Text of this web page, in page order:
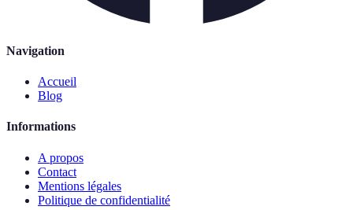
Navigation
Accueil
Blog
Informations
A propos
Contact
Mentions légales
Politique de confidentialité